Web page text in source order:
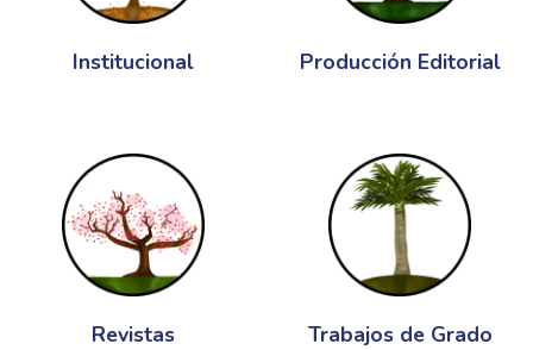
Institucional Producción Editorial
Revistas Trabajos de Grado